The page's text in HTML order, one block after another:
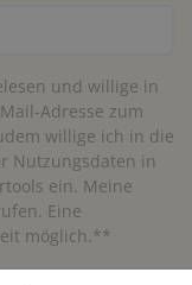
und willige in
Adresse zum
willige ich in die
Nutzungsdaten in
ein. Meine
Eine
möglich.**